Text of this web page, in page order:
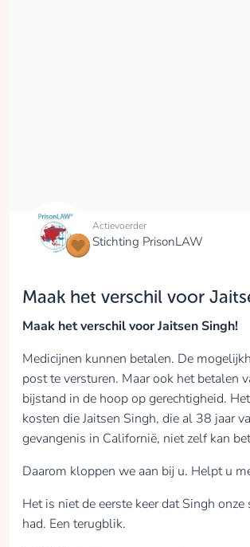
Actievoerder
Stichting PrisonLAW
Maak het verschil voor
Maak het verschil voor Jaitsen Singh!
Medicijnen kunnen betalen. De
post te versturen. Maar ook het betalen
bijstand in de hoop op gerechtigheid.
kosten die Jaitsen Singh, die al 38 jaar
gevangenis in Californië, niet zelf kan
Daarom kloppen we aan bij u. Helpt u
Het is niet de eerste keer dat Singh
had. Een terugblik.